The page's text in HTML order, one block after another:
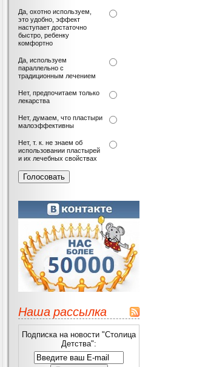
Да, охотно используем,
это удобно, эффект
наступает достаточно
быстро, ребенку
комфортно
Да, используем
параллельно с
традиционным лечением
Нет, предпочитаем только
лекарства
Нет, думаем, что пластыри
малоэффективны
Нет, т. к. не знаем об
использовании пластырей
и их лечебных свойствах
Наша рассылка
Подписка на новости "Столица
Детства":